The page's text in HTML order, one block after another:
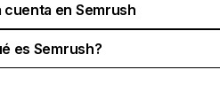
cuenta en Semrush
es Semrush?